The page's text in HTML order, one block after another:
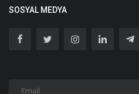
SOSYAL MEDYA